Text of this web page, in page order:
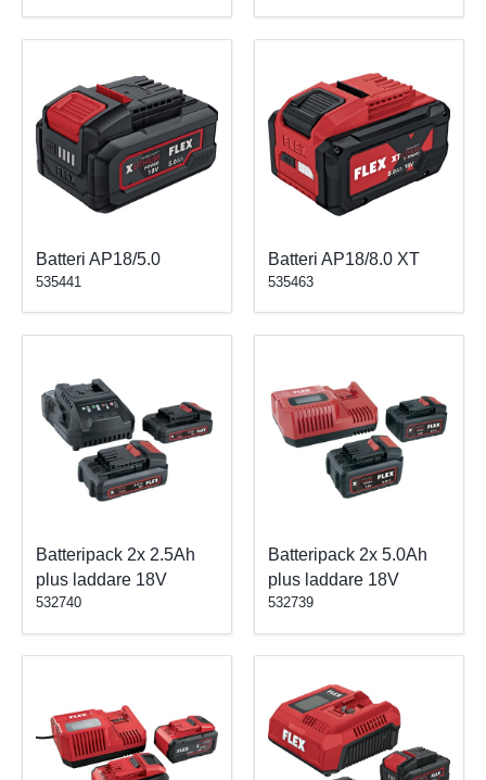
Batteri AP18/5.0
535441
Batteri AP18/8.0 XT
535463
Batteripack 2x 2.5Ah
plus laddare 18V
532740
Batteripack 2x 5.0Ah
plus laddare 18V
532739